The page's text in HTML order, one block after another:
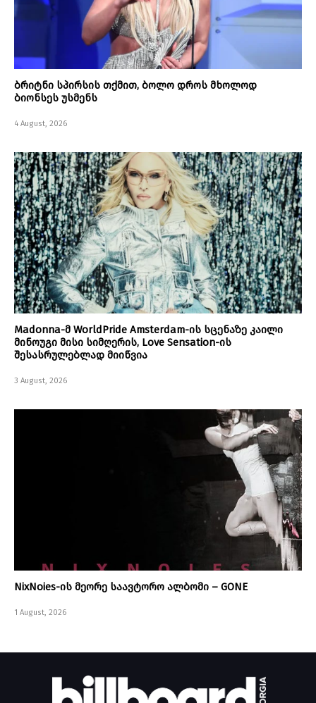
ბრიტნი სპირსის თქმით, ბოლო დროს მხოლოდ
ბიონსეს უსმენს
4 August, 2026
Madonna-მ WorldPride Amsterdam-ის სცენაზე კაილი
მინოუგი მისი სიმღერის, Love Sensation-ის
შესასრულებლად მიიწვია
3 August, 2026
NixNoies-ის მეორე საავტორო ალბომი – GONE
1 August, 2026